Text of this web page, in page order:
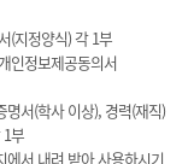
(지정양식) 각 1부
인정보제공동의서
서(학사 이상), 경력(재직)
부
서 내려 받아 사용하시기